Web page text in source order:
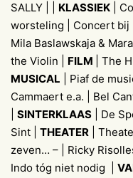
SALLY | | KLASSIEK |
worsteling | Concert bij
Mila Baslawskaja &
the Violin | FILM
| The
MUSICAL | Piaf de
Cammaert e.a. | Bel
SINTERKLAAS | De
Sint | THEATER |
zeven… – | Ricky
Indo tóg niet nodig |